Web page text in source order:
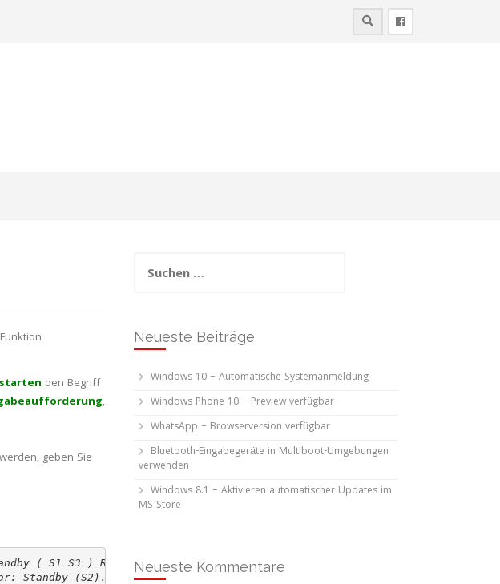
den Begriff
,
geben Sie
( S1 S3 ) Ruhezustand Hybrider Standbymodus.
Standby (S2).
nach:
Neueste Beiträge
Windows 10 – Automatische Systemanmeldung
Windows Phone 10 – Preview verfügbar
WhatsApp – Browserversion verfügbar
Bluetooth-Eingabegeräte in Multiboot-Umgebungen
verwenden
Windows 8.1 – Aktivieren automatischer Updates im
MS Store
Neueste Kommentare